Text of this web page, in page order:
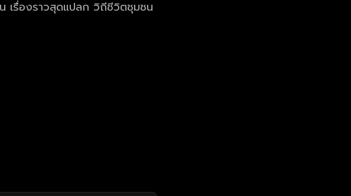
เรื่องราวสุดแปลก วิถีชีวิตชุมชน